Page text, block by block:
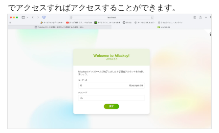
でアクセスすればアクセスすることができます。